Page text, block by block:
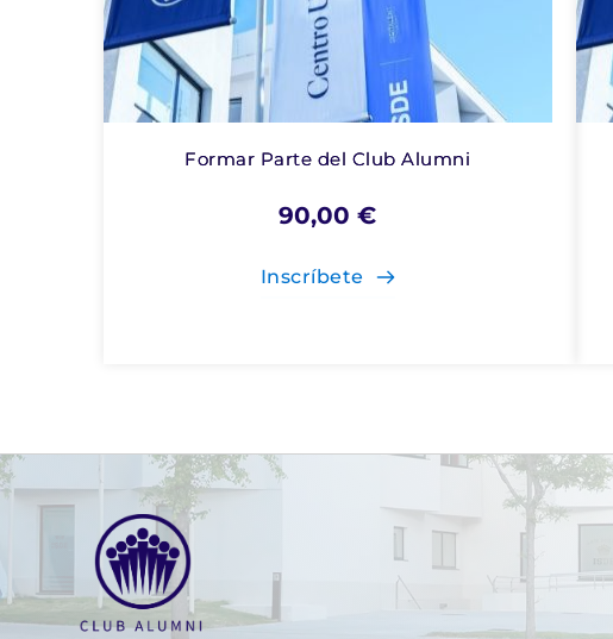
Formar Parte del Club Alumni
90,00€
Inscríbete